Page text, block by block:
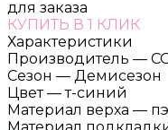
для заказа
КУПИТЬ В 1 КЛИК
Характеристики
Производитель —
Сезон — Демисезон
Цвет — т-синий
Материал верха — пэ